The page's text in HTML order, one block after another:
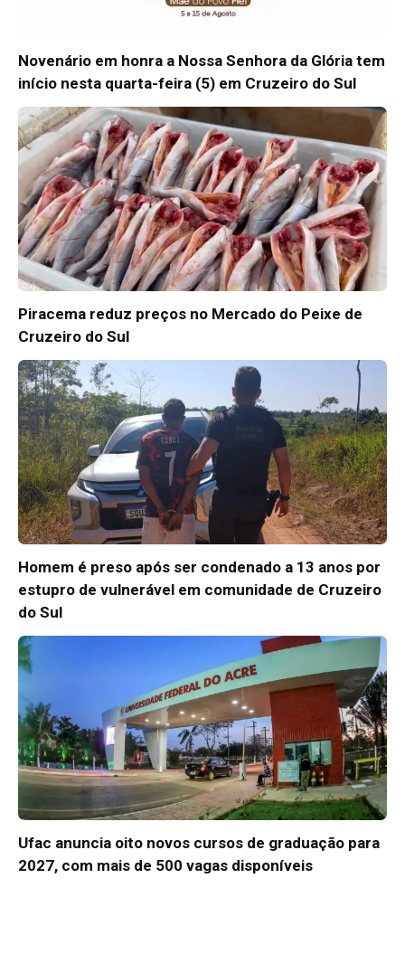
Novenário em honra a Nossa Senhora da Glória tem
início nesta quarta-feira (5) em Cruzeiro do Sul
Piracema reduz preços no Mercado do Peixe de
Cruzeiro do Sul
Homem é preso após ser condenado a 13 anos por
estupro de vulnerável em comunidade de Cruzeiro
do Sul
Ufac anuncia oito novos cursos de graduação para
2027, com mais de 500 vagas disponíveis